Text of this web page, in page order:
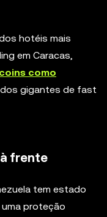
hotéis mais
em Caracas,
como
gigantes de fast
frente
tem estado
proteção